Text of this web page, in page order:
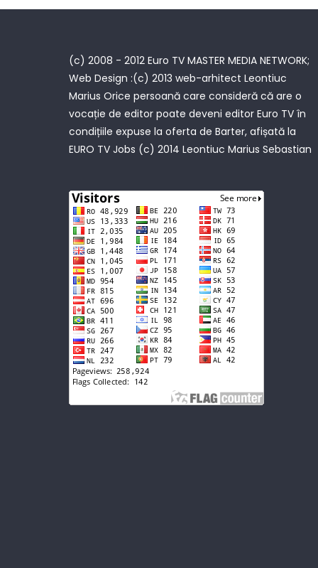
(c) 2008 - 2012 Euro TV MASTER MEDIA NETWORK;
Web Design :(c) 2013 web-arhitect Leontiuc
Marius Orice persoană care consideră că are o
vocație de editor poate deveni editor Euro TV în
condițiile expuse la oferta de Barter, afișată la
EURO TV Jobs (c) 2014 Leontiuc Marius Sebastian